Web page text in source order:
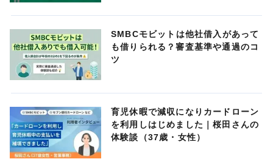
SMBCモビットは他社借入があって
も借りられる？審査基準や通過のコ
ツ
育児休暇で減収になりカードローン
を利用しはじめました｜桜田さんの
体験談（37歳・女性）